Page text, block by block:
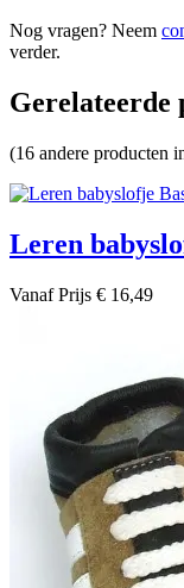
Nog vragen? Neem
verder.
Gerelateerde
(16 andere producten
Leren
VanafPrijs € 16,49